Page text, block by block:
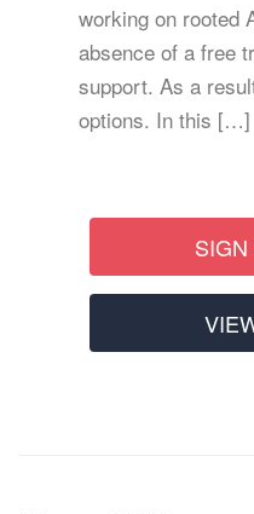
working on rooted
absence of a free
support. As a
options. In this […]